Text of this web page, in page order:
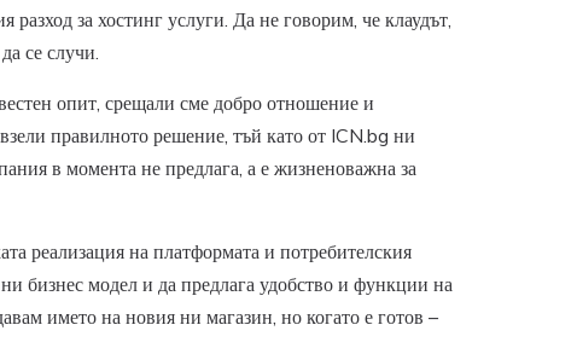
за хостинг услуги. Да не говорим, че клаудът,
се случи.
опит, срещали сме добро отношение и
правилното решение, тъй като от ICN.bg ни
в момента не предлага, а е жизненоважна за
реализация на платформата и потребителския
бизнес модел и да предлага удобство и функции на
името на новия ни магазин, но когато е готов –